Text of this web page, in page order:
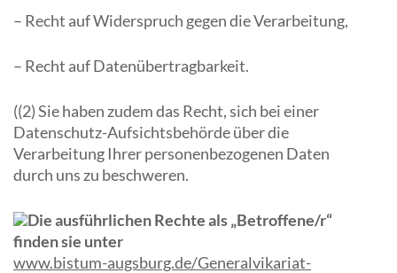
– Recht auf Widerspruch gegen die Verarbeitung,
– Recht auf Datenübertragbarkeit.
((2) Sie haben zudem das Recht, sich bei einer
Datenschutz-Aufsichtsbehörde über die
Verarbeitung Ihrer personenbezogenen Daten
durch uns zu beschweren.
Die ausführlichen Rechte als „Betroffene/r“
finden sie unter
www.bistum-augsburg.de/Generalvikariat-